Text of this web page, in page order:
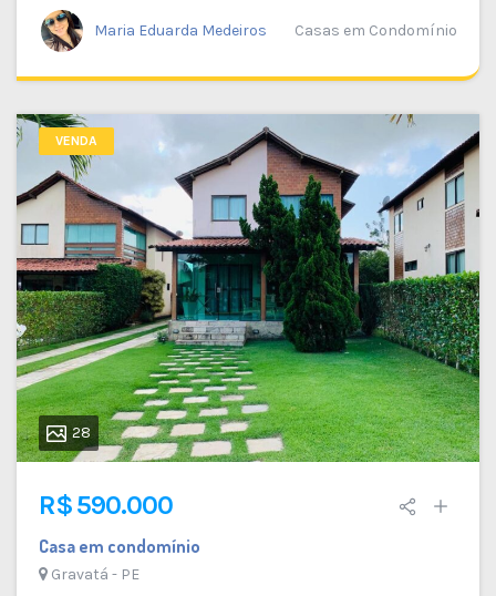
Maria Eduarda Medeiros Casas em Condomínio
VENDA
28
R$ 590.000
Casa em condomínio
Gravatá - PE